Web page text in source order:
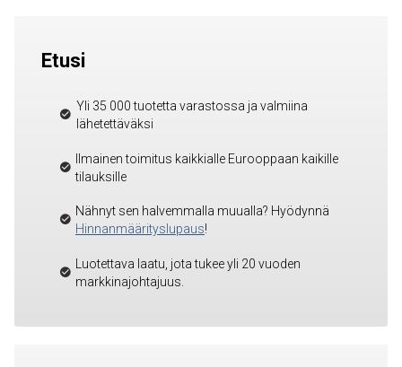
Etusi
Yli 35 000 tuotetta varastossa ja valmiina
lähetettäväksi
Ilmainen toimitus kaikkialle Eurooppaan kaikille
tilauksille
Nähnyt sen halvemmalla muualla? Hyödynnä
Hinnanmäärityslupaus!
Luotettava laatu, jota tukee yli 20 vuoden
markkinajohtajuus.